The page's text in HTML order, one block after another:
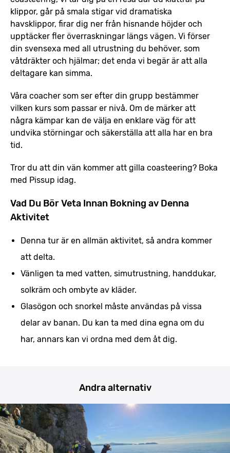
klippor, går på smala stigar vid dramatiska
havsklippor, firar dig ner från hisnande höjder och
upptäcker fler överraskningar längs vägen. Vi förser
din svensexa med all utrustning du behöver, som
våtdräkter och hjälmar; det enda vi begär är att alla
deltagare kan simma.
Våra coacher som ser efter din grupp bestämmer
vilken kurs som passar er nivå. Om de märker att
några kämpar kan de välja en enklare väg för att
undvika störningar och säkerställa att alla har en bra
tid.
Tror du att din vän kommer att gilla coasteering? Boka
med Pissup idag.
Vad Du Bör Veta Innan Bokning av Denna
Aktivitet
Denna tur är en allmän aktivitet, så andra kommer
att delta.
Vänligen ta med vatten, simutrustning, handdukar,
solkräm och ombyte av kläder.
Glasögon och snorkel måste användas på vissa
delar av banan. Du kan ta med dina egna om du
har, annars kan vi ordna med dem åt dig.
Andra alternativ